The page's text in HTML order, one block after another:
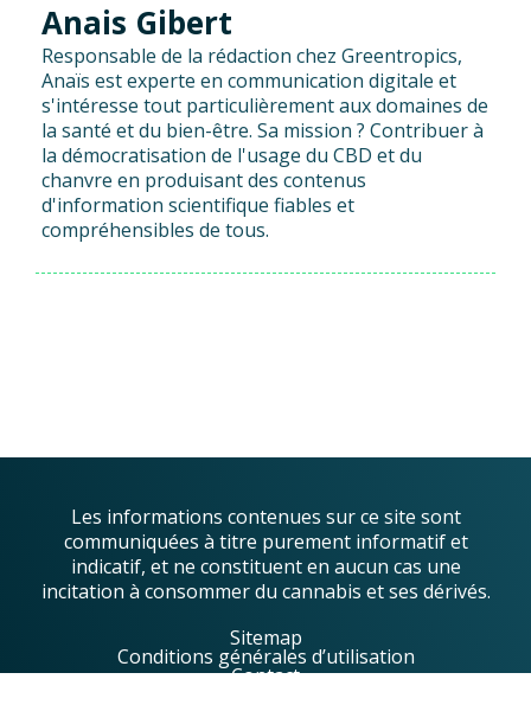
Anais Gibert
Responsable de la rédaction chez Greentropics,
Anaïs est experte en communication digitale et
s'intéresse tout particulièrement aux domaines de
la santé et du bien-être. Sa mission ? Contribuer à
la démocratisation de l'usage du CBD et du
chanvre en produisant des contenus
d'information scientifique fiables et
compréhensibles de tous.
Les informations contenues sur ce site sont
communiquées à titre purement informatif et
indicatif, et ne constituent en aucun cas une
incitation à consommer du cannabis et ses dérivés.
Sitemap
Conditions générales d’utilisation
Contact